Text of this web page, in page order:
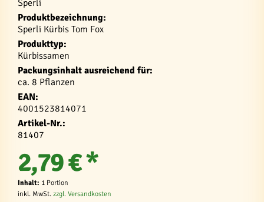
Sperli
Produktbezeichnung:
Sperli Kürbis Tom Fox
Produkttyp:
Kürbissamen
Packungsinhalt ausreichend für:
ca. 8 Pflanzen
EAN:
4001523814071
Artikel-Nr.:
81407
2,79 € *
Inhalt: 1 Portion
inkl. MwSt. zzgl. Versandkosten